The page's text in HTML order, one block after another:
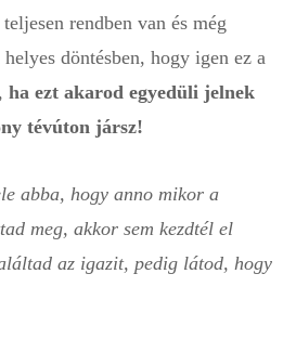
rendben van és még
döntésben, hogy igen ez a
ha ezt akarod egyedüli jelnek
tévúton jársz!
abba, hogy anno mikor a
meg, akkor sem kezdtél el
az igazit, pedig látod, hogy